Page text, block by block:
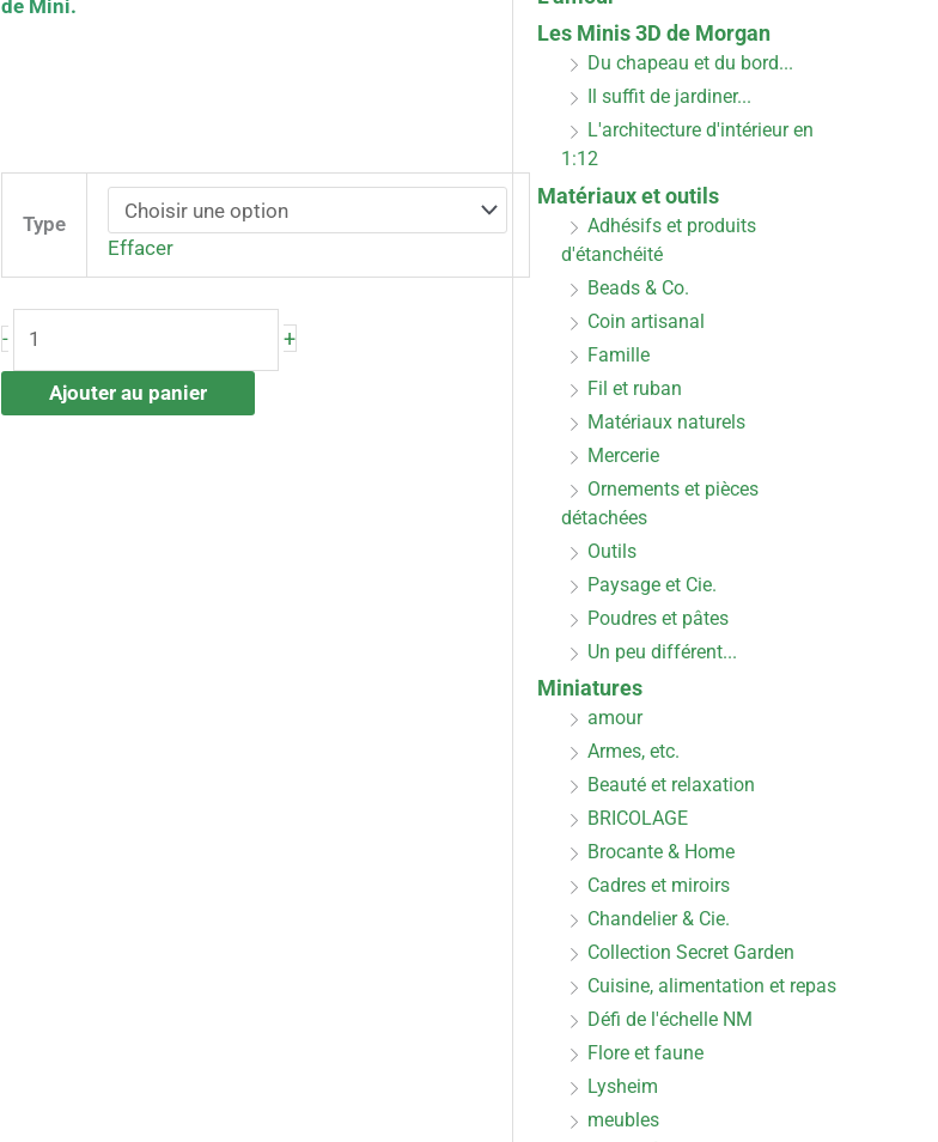
de Mini.
Type
Effacer
- +
Ajouter au panier
Les Minis 3D de Morgan
Du chapeau et du bord...
Il suffit de jardiner...
L'architecture d'intérieur en
1:12
Matériaux et outils
Adhésifs et produits
d'étanchéité
Beads & Co.
Coin artisanal
Famille
Fil et ruban
Matériaux naturels
Mercerie
Ornements et pièces
détachées
Outils
Paysage et Cie.
Poudres et pâtes
Un peu différent...
Miniatures
amour
Armes, etc.
Beauté et relaxation
BRICOLAGE
Brocante & Home
Cadres et miroirs
Chandelier & Cie.
Collection Secret Garden
Cuisine, alimentation et repas
Défi de l'échelle NM
Flore et faune
Lysheim
meubles